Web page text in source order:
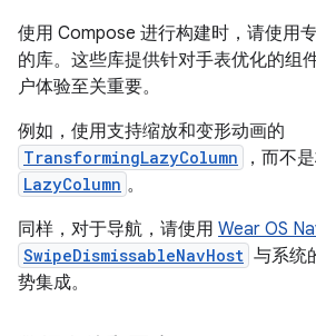
使用 Compose 进行构建时，请使用
的库。这些库提供针对手表优化的组
户体验至关重要。
例如，使用支持缩放和变形动画的
TransformingLazyColumn ，而不
LazyColumn 。
同样，对于导航，请使用 Wear OS
SwipeDismissableNavHost 与系统
势集成。